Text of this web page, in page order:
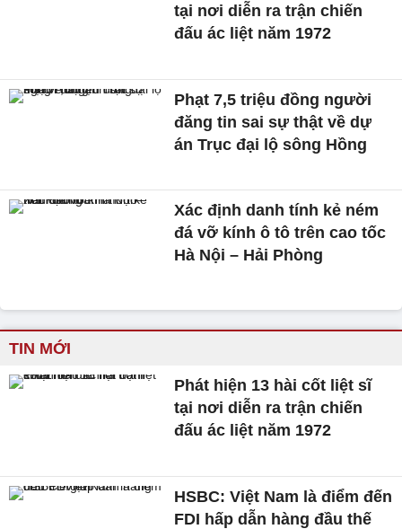
tại nơi diễn ra trận chiến
đấu ác liệt năm 1972
Phạt 7,5 triệu đồng người
đăng tin sai sự thật về dự
án Trục đại lộ sông Hồng
Xác định danh tính kẻ ném
đá vỡ kính ô tô trên cao tốc
Hà Nội – Hải Phòng
TIN MỚI
Phát hiện 13 hài cốt liệt sĩ
tại nơi diễn ra trận chiến
đấu ác liệt năm 1972
HSBC: Việt Nam là điểm đến
FDI hấp dẫn hàng đầu thế